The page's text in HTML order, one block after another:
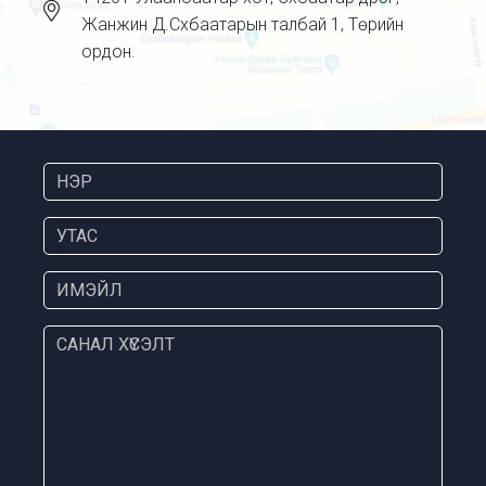
Жанжин Д.Сүхбаатарын талбай 1, Төрийн
ордон.